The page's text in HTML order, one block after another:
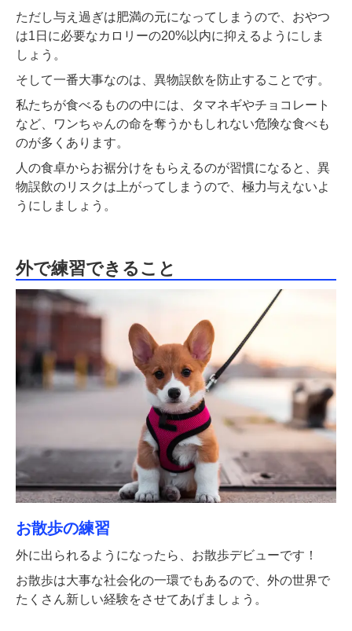
ただし与え過ぎは肥満の元になってしまうので、おやつ
は1日に必要なカロリーの20%以内に抑えるようにしま
しょう。
そして一番大事なのは、異物誤飲を防止することです。
私たちが食べるものの中には、タマネギやチョコレート
など、ワンちゃんの命を奪うかもしれない危険な食べも
のが多くあります。
人の食卓からお裾分けをもらえるのが習慣になると、異
物誤飲のリスクは上がってしまうので、極力与えないよ
うにしましょう。
外で練習できること
お散歩の練習
外に出られるようになったら、お散歩デビューです！
お散歩は大事な社会化の一環でもあるので、外の世界で
たくさん新しい経験をさせてあげましょう。